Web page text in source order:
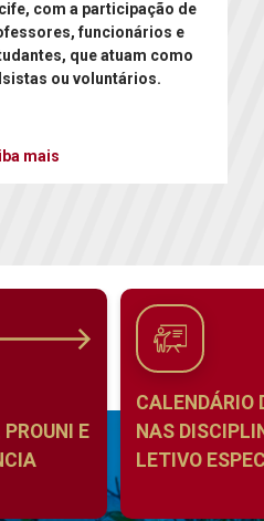
com a participação de
funcionários e
que atuam como
ou voluntários.
mais
E
CALENDÁRIO
NAS
LETIVO